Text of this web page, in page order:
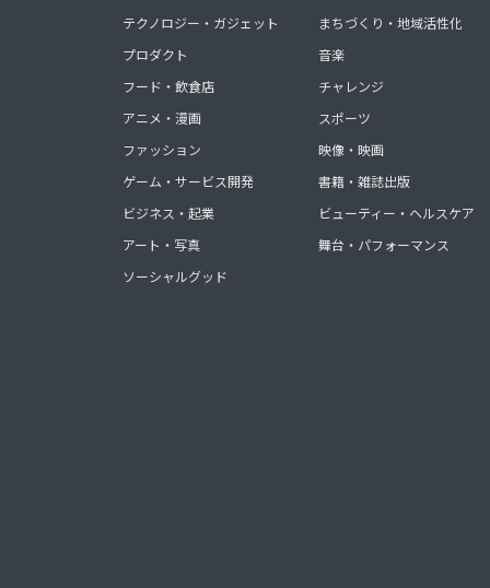
テクノロジー・ガジェット
プロダクト
フード・飲食店
アニメ・漫画
ファッション
ゲーム・サービス開発
ビジネス・起業
アート・写真
ソーシャルグッド
まちづくり・地域活性化
音楽
チャレンジ
スポーツ
映像・映画
書籍・雑誌出版
ビューティー・ヘルスケア
舞台・パフォーマンス